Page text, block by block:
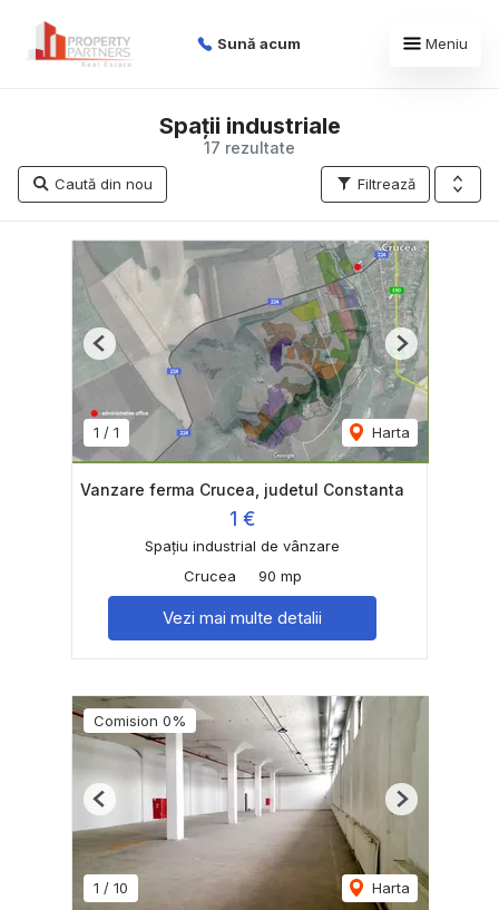
Sună acum Meniu
17 rezultate
Spații industriale
Filtrează
Caută din nou
1 / 1 Harta
Previous Next
Vanzare ferma Crucea, judetul Constanta
1 €
Spațiu industrial de vânzare
Crucea
90 mp
Vezi mai multe detalii
Comision 0%
1 / 10 Harta
Previous Next